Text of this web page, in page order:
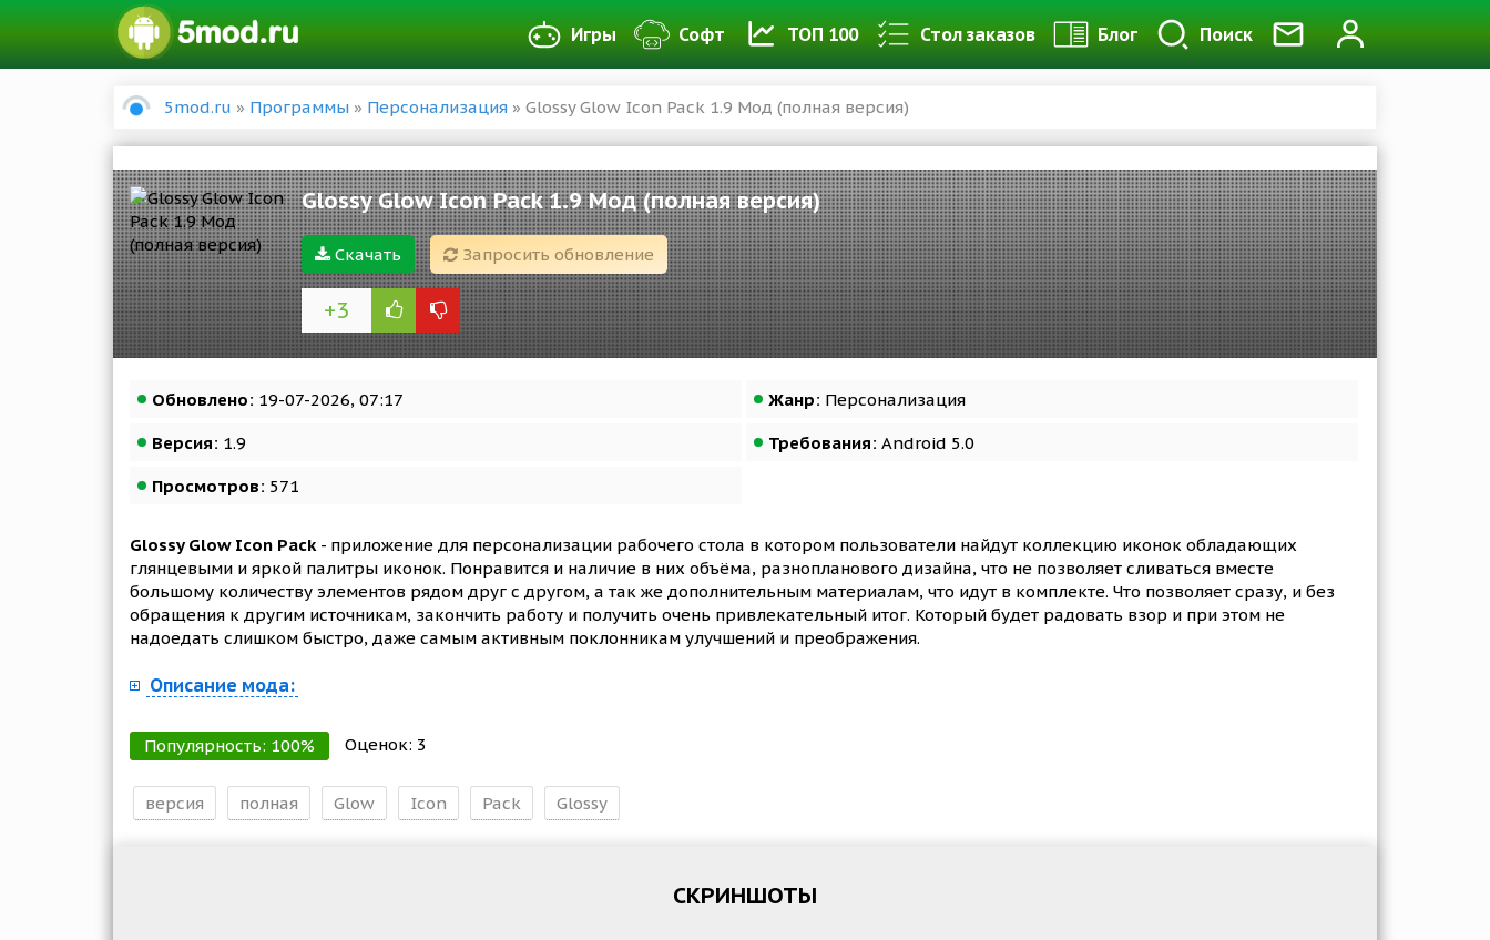
Игры Софт ТОП 100 Стол заказов Блог Поиск
5mod.ru » Программы » Персонализация » Glossy Glow Icon Pack 1.9 Мод (полная версия)
Glossy Glow Icon Pack 1.9 Мод (полная версия)
Скачать Запросить обновление
+3
Обновлено: 19-07-2026, 07:17 Жанр: Персонализация
Версия: 1.9 Требования: Android 5.0
Просмотров: 571
Glossy Glow Icon Pack- приложение для персонализации рабочего стола в котором пользователи найдут коллекцию иконок обладающих
глянцевыми и яркой палитры иконок. Понравится и наличие в них объёма, разнопланового дизайна, что не позволяет сливаться вместе
большому количеству элементов рядом друг с другом, а так же дополнительным материалам, что идут в комплекте. Что позволяет сразу, и без
обращения к другим источникам, закончить работу и получить очень привлекательный итог. Который будет радовать взор и при этом не
надоедать слишком быстро, даже самым активным поклонникам улучшений и преображения.
Описание мода:
Популярность: 100% Оценок: 3
версия полная Glow Icon Pack Glossy
СКРИНШОТЫ